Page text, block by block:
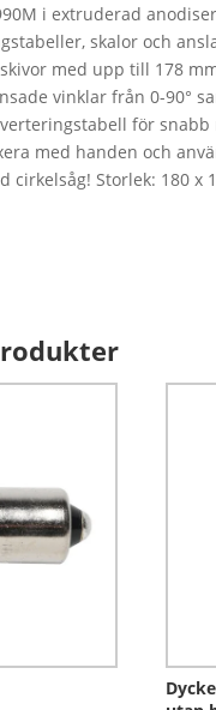
i extruderad
skalor och
med upp till 178
vinklar från 0-90°
för
med handen och
cirkelsåg! Storlek: 180 x